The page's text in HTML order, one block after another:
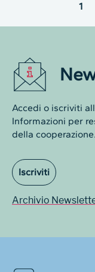
1
Accedi o iscriviti
Informazioni per
della cooperazione.
Iscriviti
Archivio